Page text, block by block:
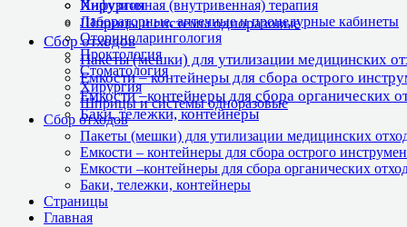
Хирургия
Шприцы и системы одноразовые
Сбор отходов
Пакеты (мешки) для утилизации медицинских
Емкости – контейнеры для сбора острого
Емкости –контейнеры для сбора органических
Баки, тележки, контейнеры
Инфузионная (внутривенная) терапия
Лабораторные, аптечные и процедурные кабинеты
Оториноларингология
Проктология
Стоматология
Хирургия
Шприцы и системы одноразовые
Сбор отходов
Пакеты (мешки) для утилизации медицинских
Емкости – контейнеры для сбора острого
Емкости –контейнеры для сбора органических
Баки, тележки, контейнеры
Страницы
Главная